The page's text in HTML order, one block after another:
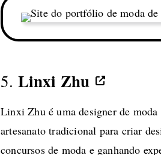
5. Linxi Zhu
Linxi Zhu é uma designer de
artesanato tradicional para criar
concursos de moda e ganhando